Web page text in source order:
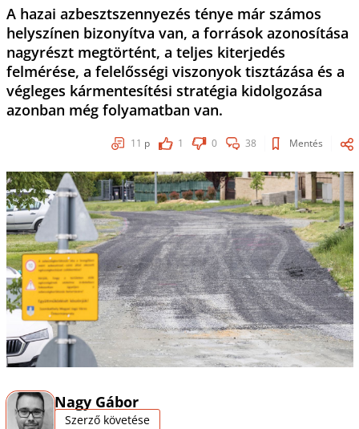
A hazai azbesztszennyezés ténye már számos
helyszínen bizonyítva van, a források azonosítása
nagyrészt megtörtént, a teljes kiterjedés
felmérése, a felelősségi viszonyok tisztázása és a
végleges kármentesítési stratégia kidolgozása
azonban még folyamatban van.
11 p 1 0 38 Mentés
Nagy Gábor
Szerző követése